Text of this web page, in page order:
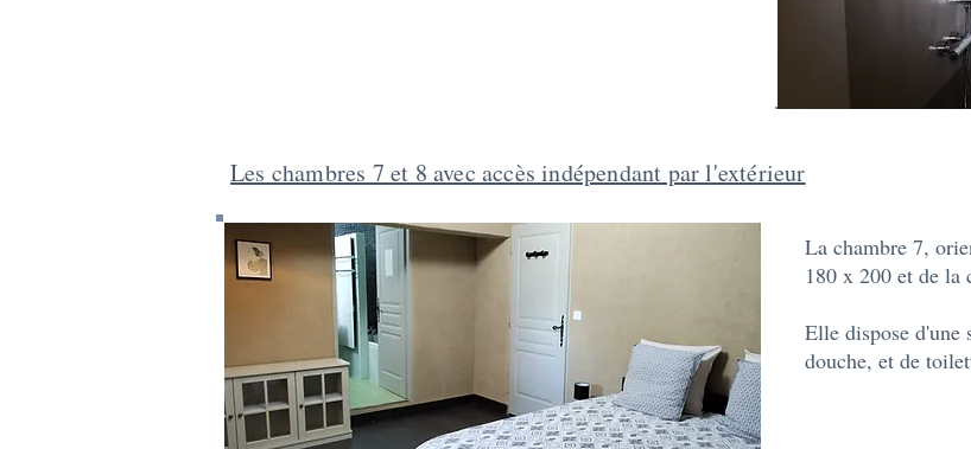
Les chambres 7 et 8 avec accès indépendant par l'extérieur
La chambre 7,
180 x 200 et de la
Elle dispose d'une
douche, et de